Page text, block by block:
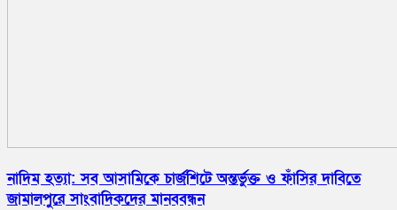
নাদিম হত্যা: সব আসামিকে চার্জশিটে অন্তর্ভুক্ত ও ফাঁসির দাবিতে
জামালপুরে সাংবাদিকদের মানববন্ধন